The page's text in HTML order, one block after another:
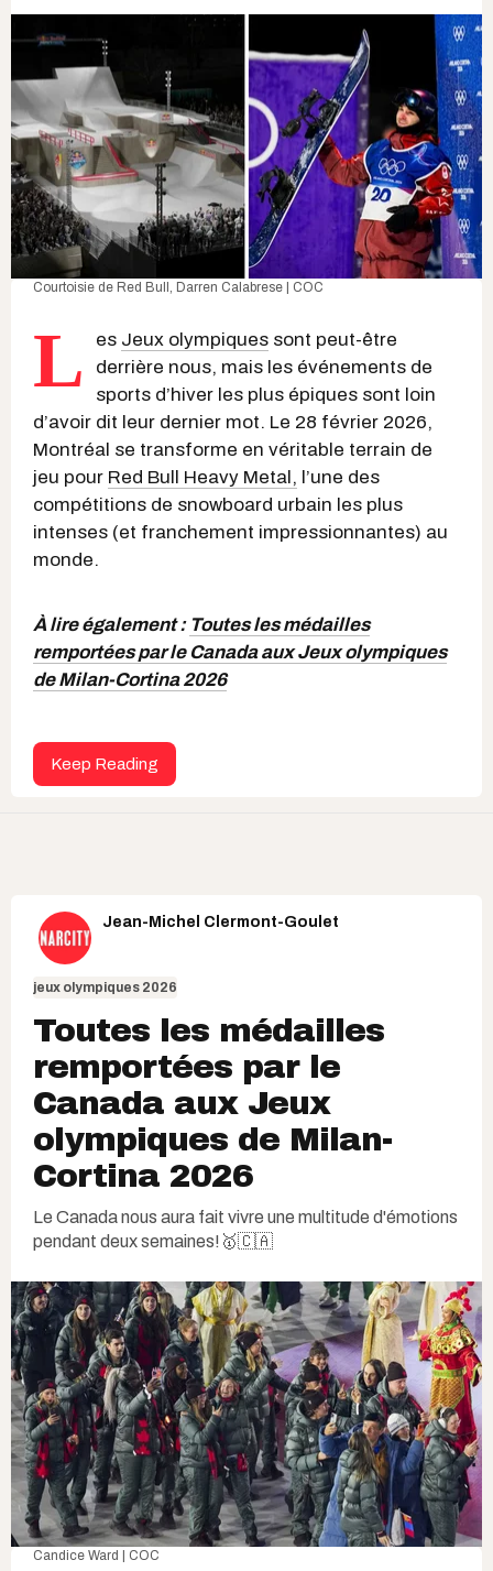
Courtoisie de Red Bull, Darren Calabrese | COC
L es Jeux olympiques sont peut-être
derrière nous, mais les événements de
sports d’hiver les plus épiques sont loin
d’avoir dit leur dernier mot. Le 28 février 2026,
Montréal se transforme en véritable terrain de
jeu pour Red Bull Heavy Metal, l’une des
compétitions de snowboard urbain les plus
intenses (et franchement impressionnantes) au
monde.
À lire également : Toutes les médailles
remportées par le Canada aux Jeux olympiques
de Milan-Cortina 2026
Keep Reading
Jean-Michel Clermont-Goulet
jeux olympiques 2026
Toutes les médailles
remportées par le
Canada aux Jeux
olympiques de Milan-
Cortina 2026
Le Canada nous aura fait vivre une multitude d'émotions
pendant deux semaines!🥇🇨🇦
Candice Ward | COC